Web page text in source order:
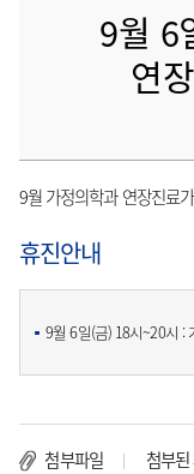
9월 6
연
9월 가정의학과 연장진료
휴진안내
9월 6일(금) 18시~20시 :
첨부파일 첨부